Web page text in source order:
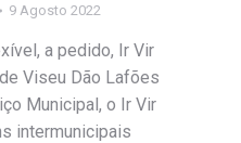
9 Agosto 2022
a pedido, Ir Vir
Viseu Dão Lafões
Municipal, o Ir Vir
intermunicipais